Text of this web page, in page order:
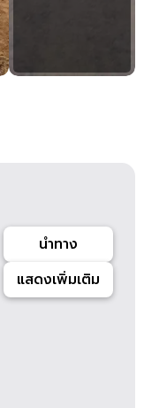
นำทาง
แสดงเพิ่มเติม